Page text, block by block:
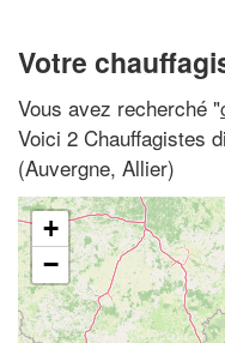
Votre
Vous avez recherché "
Voici 2 Chauffagistes
(Auvergne, Allier)
+
−